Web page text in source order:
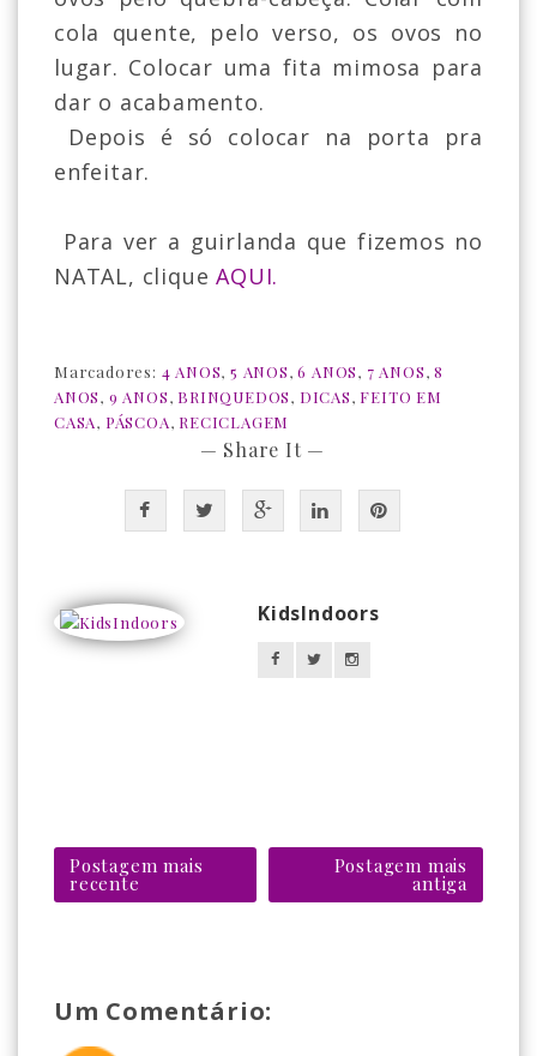
cola quente, pelo verso, os ovos no
lugar. Colocar uma fita mimosa para
dar o acabamento.
Depois é só colocar na porta pra
enfeitar.
Para ver a guirlanda que fizemos no
NATAL, clique AQUI.
Marcadores: 4 ANOS,5 ANOS,6 ANOS, 7 ANOS,8
ANOS, 9 ANOS, BRINQUEDOS, DICAS, FEITO EM
CASA, PÁSCOA, RECICLAGEM
— Share It —
KidsIndoors
Postagem mais
recente
Postagem mais
antiga
Um Comentário: